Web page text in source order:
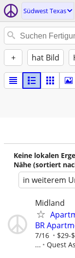
Südwest Texas
+ hat Bild
Keine lokalen
Nähe (sortiert
in weiterem
Midland
BR
7/16
$29-
...
Quest